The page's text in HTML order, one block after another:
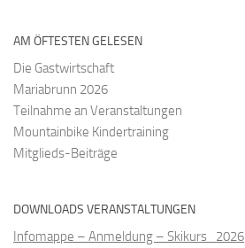
AM ÖFTESTEN GELESEN
Die Gastwirtschaft
Mariabrunn 2026
Teilnahme an Veranstaltungen
Mountainbike Kindertraining
Mitglieds-Beiträge
DOWNLOADS VERANSTALTUNGEN
Infomappe – Anmeldung – Skikurs_2026